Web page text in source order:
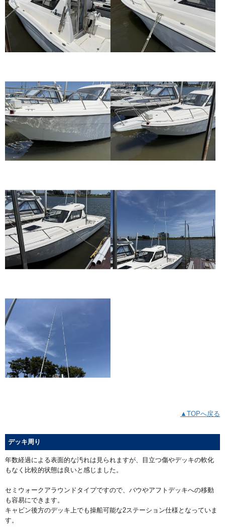
▲TOPへ戻る
デッキ周り
年数経過による表面的な汚れは見られますが、目立つ傷やデッキの軟化
もなく比較的状態は良いと感じました。
セミウォークアラウンドタイプですので、バウやアフトデッキへの移動
も容易にできます。
キャビン後方のデッキ上でも操船可能な2ステーション仕様となっていま
す。